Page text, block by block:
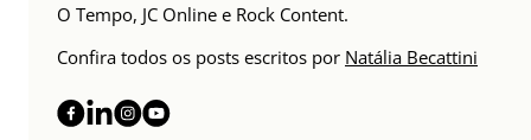
O Tempo, JC Online e Rock Content.
Confira todos os posts escritos por Natália Becattini